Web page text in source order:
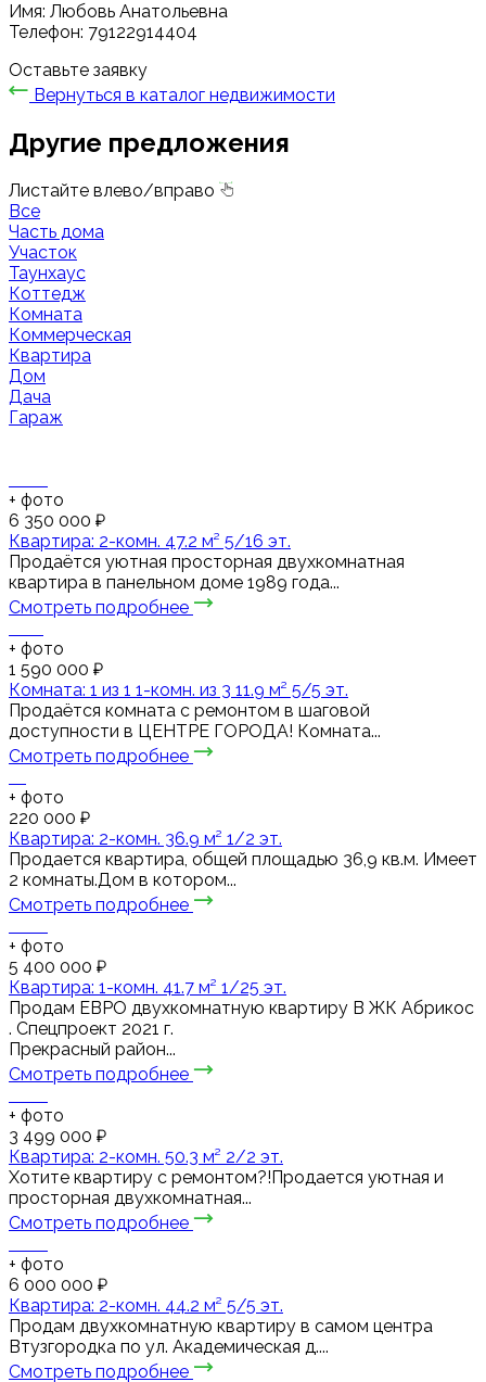
Имя: Любовь Анатольевна
Телефон: 79122914404
Оставьте заявку
Вернуться в каталог недвижимости
Другие предложения
Листайте влево/вправо
Все
Часть дома
Участок
Таунхаус
Коттедж
Комната
Коммерческая
Квартира
Дом
Дача
Гараж
+ фото
6 350 000 ₽
Квартира: 2-комн. 47.2 м² 5/16 эт.
Продаётся уютная просторная двухкомнатная
квартира в панельном доме 1989 года...
Смотреть подробнее
+ фото
1 590 000 ₽
Комната: 1 из 1 1-комн. из 3 11.9 м² 5/5 эт.
Продаётся комната с ремонтом в шаговой
доступности в ЦЕНТРЕ ГОРОДА! Комната...
Смотреть подробнее
+ фото
220 000 ₽
Квартира: 2-комн. 36.9 м² 1/2 эт.
Продается квартира, общей площадью 36,9 кв.м. Имеет
2 комнаты.Дом в котором...
Смотреть подробнее
+ фото
5 400 000 ₽
Квартира: 1-комн. 41.7 м² 1/25 эт.
Пpодaм ЕВРО двухкомнaтную квapтиру В ЖК Абрикос
. Спецпроект 2021 г.
Прекрасный район...
Смотреть подробнее
+ фото
3 499 000 ₽
Квартира: 2-комн. 50.3 м² 2/2 эт.
Хотите квартиру с ремонтом?!Продается уютная и
просторная двухкомнатная...
Смотреть подробнее
+ фото
6 000 000 ₽
Квартира: 2-комн. 44.2 м² 5/5 эт.
Продам двухкомнатную квартиру в самом центра
Втузгородка по ул. Академическая д....
Смотреть подробнее